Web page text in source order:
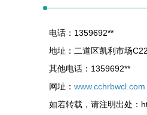
电话：1359692**
地址：二道区凯利市场
其他电话：1359692**
网址： www.cchrbwcl.com
如若转载，请注明出处：